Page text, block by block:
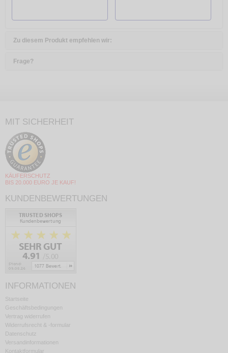
Zu diesem Produkt empfehlen wir:
Frage?
MIT SICHERHEIT
KÄUFERSCHUTZ
BIS 20.000 EURO JE KAUF!
KUNDENBEWERTUNGEN
INFORMATIONEN
Startseite
Geschäftsbedingungen
Vertrag widerrufen
Widerrufsrecht & -formular
Datenschutz
Versandinformationen
Kontaktformular